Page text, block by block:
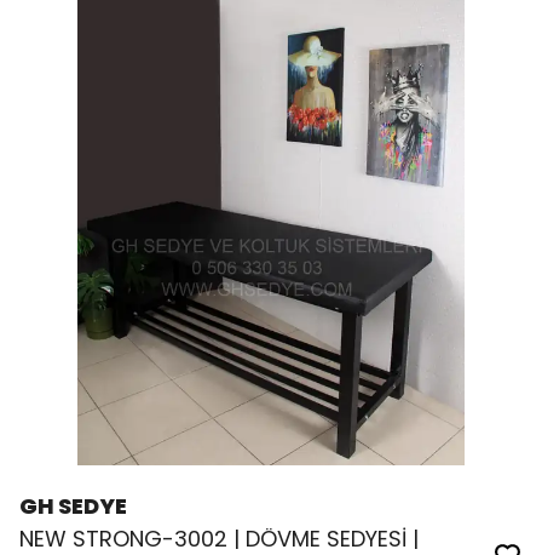
GH SEDYE
NEW STRONG-3002 | DÖVME SEDYESİ |